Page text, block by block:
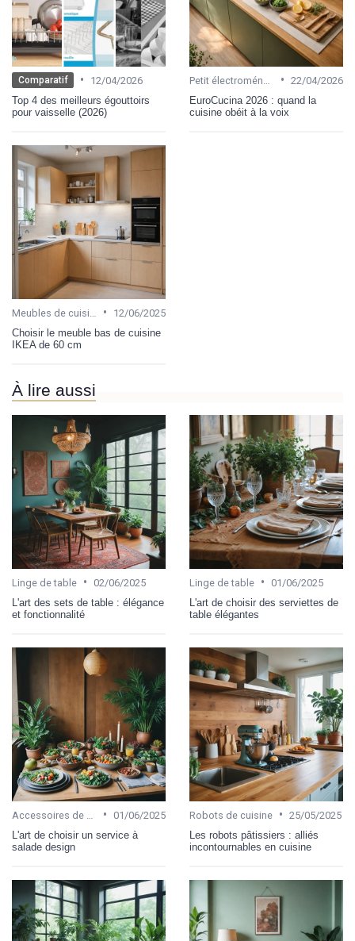
Comparatif •
12/04/2026
Top 4 des meilleurs égouttoirs
pour vaisselle (2026)
• 22/04/2026
EuroCucina 2026 : quand la
cuisine obéit à la voix
•
12/06/2025
Choisir le meuble bas de cuisine
IKEA de 60 cm
À lire aussi
Linge de table • 02/06/2025
L'art des sets de table : élégance
et fonctionnalité
Linge de table • 01/06/2025
L'art de choisir des serviettes de
table élégantes
• 01/06/2025
L'art de choisir un service à
salade design
Robots de cuisine • 25/05/2025
Les robots pâtissiers : alliés
incontournables en cuisine